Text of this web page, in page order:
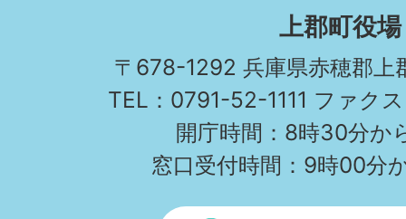
KAMIGORI
TOWN
上郡町役場
〒678-1292 兵庫県赤穂郡上
TEL：0791-52-1111 ファク
開庁時間：8時30分か
窓口受付時間：9時00分